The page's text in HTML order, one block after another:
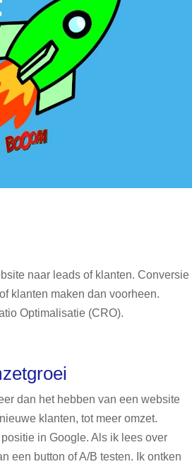
naar leads of klanten. Conversie
of klanten maken dan voorheen.
Optimalisatie (CRO).
dan het hebben van een website
klanten, tot meer omzet.
in Google. Als ik lees over
een button of A/B testen. Ik ontken